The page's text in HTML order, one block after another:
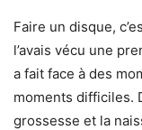
Faire un disque,
l’avais vécu une
a fait face à des
moments difficiles.
grossesse et la